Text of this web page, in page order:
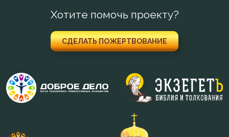
Хотите помочь проекту?
СДЕЛАТЬ ПОЖЕРТВОВАНИЕ